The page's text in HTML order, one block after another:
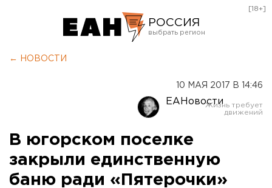
РОССИЯ
Оренбург
[18+]
← НОВОСТИ
10 МАЯ 2017 В 14:46
ЕАНовости
В югорском поселке
закрыли единственную
баню ради «Пятерочки»